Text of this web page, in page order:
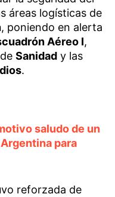
áreas logísticas de
, poniendo en alerta
Aéreo I,
Sanidad y las
.
saludo de un
para
reforzada de